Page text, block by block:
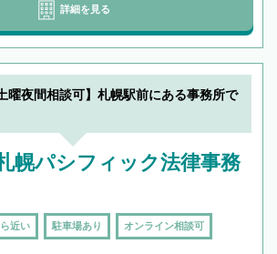
詳細を見る
曜夜間相談可】札幌駅前にある事務所で
幌パシフィック法律事務
近い 駐車場あり オンライン相談可